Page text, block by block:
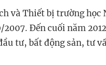
và Thiết bị trường học
Đến cuối năm
tư, bất động sản, tư